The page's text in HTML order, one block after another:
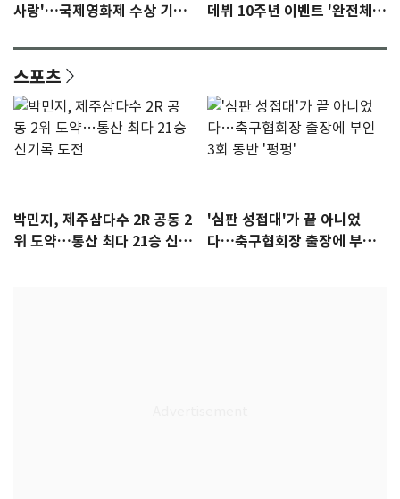
사랑'…국제영화제 수상 기대
데뷔 10주년 이벤트 '완전체'
스포츠
박민지, 제주삼다수 2R 공동 2
위 도약…통산 최다 21승 신기
'심판 성접대'가 끝 아니었
다…축구협회장 출장에 부인